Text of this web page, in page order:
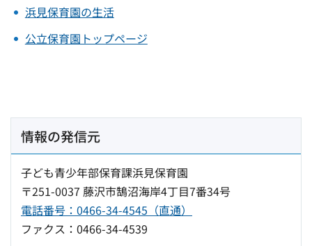
浜見保育園の生活
公立保育園トップページ
情報の発信元
子ども青少年部保育課浜見保育園
〒251-0037 藤沢市鵠沼海岸4丁目7番34号
電話番号：0466-34-4545（直通）
ファクス：0466-34-4539